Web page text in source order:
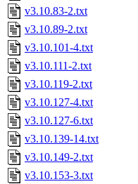
v3.10.83-2.txt
v3.10.89-2.txt
v3.10.101-4.txt
v3.10.111-2.txt
v3.10.119-2.txt
v3.10.127-4.txt
v3.10.127-6.txt
v3.10.139-14.txt
v3.10.149-2.txt
v3.10.153-3.txt